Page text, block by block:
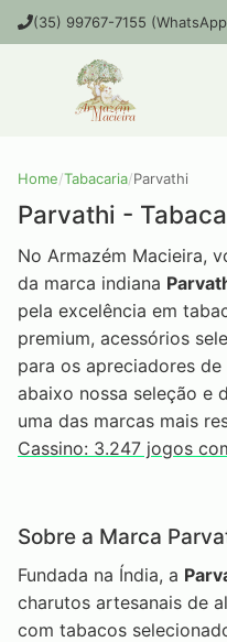
(35) 99767-7155
Home/Tabacaria/Parvathi
Parvathi -
No Armazém Macieira,
da marca indiana
pela excelência em
premium, acessórios
para os apreciadores
abaixo nossa seleção e
uma das marcas mais
Cassino: 3.247 jogos
Sobre a Marca
Fundada na Índia, a
charutos artesanais de
com tabacos